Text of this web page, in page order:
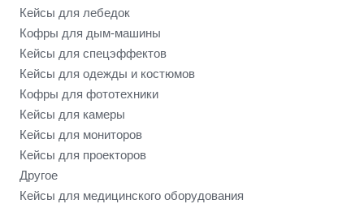
Кейсы для лебедок
Кофры для дым-машины
Кейсы для спецэффектов
Кейсы для одежды и костюмов
Кофры для фототехники
Кейсы для камеры
Кейсы для мониторов
Кейсы для проекторов
Другое
Кейсы для медицинского оборудования